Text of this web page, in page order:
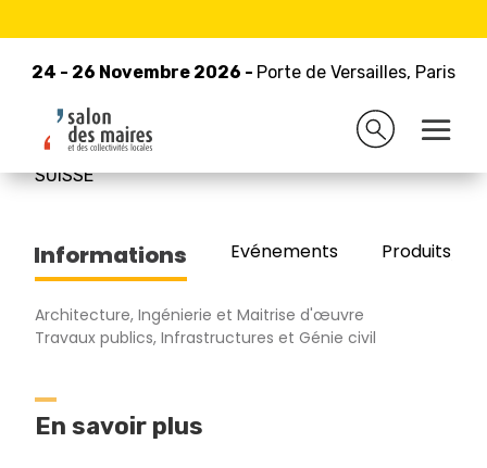
24 - 26 Novembre 2026 - Porte de Versailles, Paris
24 - 26 Novembre 2026 - Porte de Versailles, Paris
Retour à la liste des exposants
Amberg Group AG
SUISSE
Informations Evénements Produits/
Architecture, Ingénierie et Maitrise d'œuvre
Travaux publics, Infrastructures et Génie civil
En savoir plus